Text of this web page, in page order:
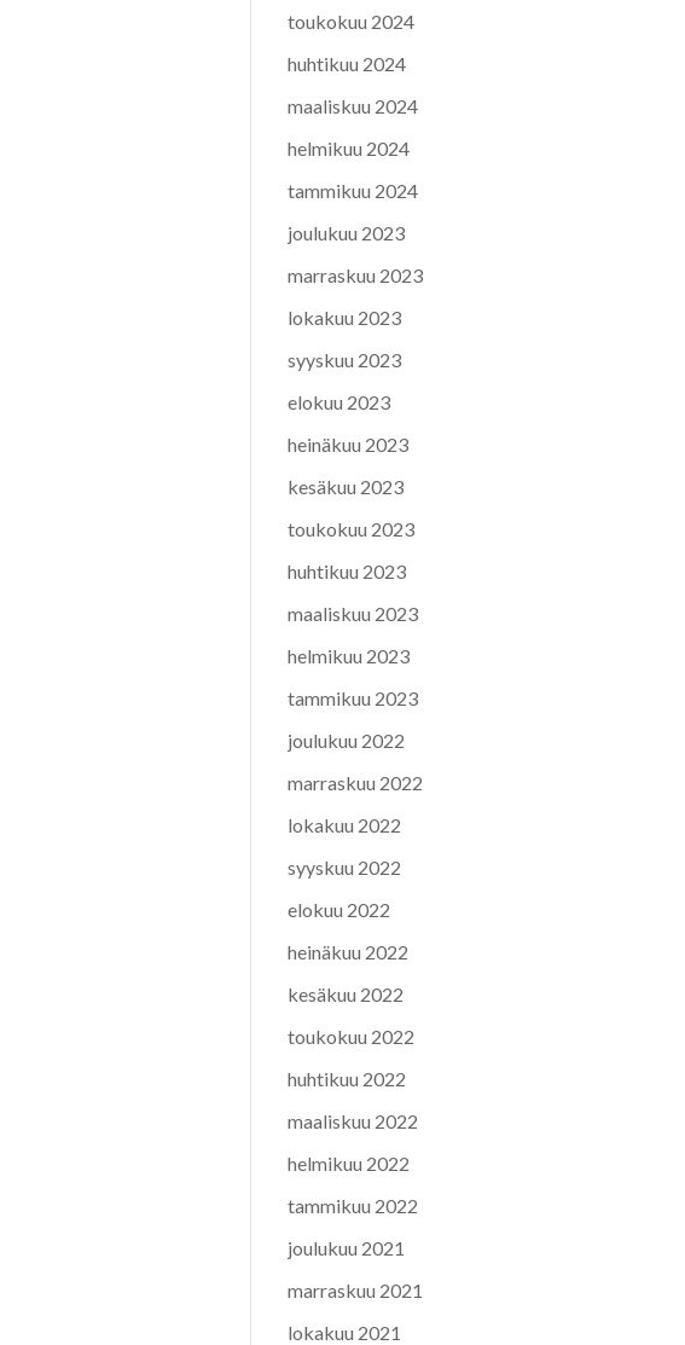
toukokuu 2024
huhtikuu 2024
maaliskuu 2024
helmikuu 2024
tammikuu 2024
joulukuu 2023
marraskuu 2023
lokakuu 2023
syyskuu 2023
elokuu 2023
heinäkuu 2023
kesäkuu 2023
toukokuu 2023
huhtikuu 2023
maaliskuu 2023
helmikuu 2023
tammikuu 2023
joulukuu 2022
marraskuu 2022
lokakuu 2022
syyskuu 2022
elokuu 2022
heinäkuu 2022
kesäkuu 2022
toukokuu 2022
huhtikuu 2022
maaliskuu 2022
helmikuu 2022
tammikuu 2022
joulukuu 2021
marraskuu 2021
lokakuu 2021